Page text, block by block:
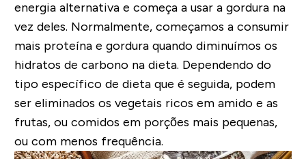
energia alternativa e começa a usar a gordura na
vez deles. Normalmente, começamos a consumir
mais proteína e gordura quando diminuímos os
hidratos de carbono na dieta. Dependendo do
tipo específico de dieta que é seguida, podem
ser eliminados os vegetais ricos em amido e as
frutas, ou comidos em porções mais pequenas,
ou com menos frequência.